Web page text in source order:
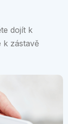
dojít k
k zástavě